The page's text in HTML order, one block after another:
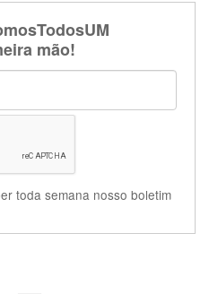
mão!
toda semana nosso boletim